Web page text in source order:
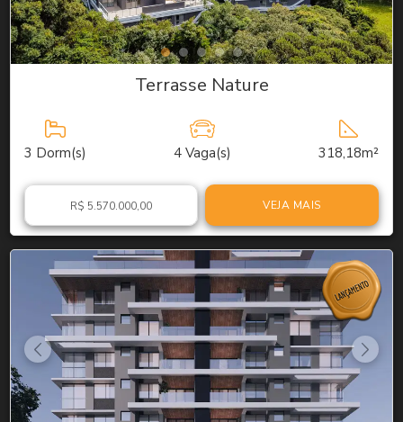
Terrasse Nature
3 Dorm(s) 4 Vaga(s) 318,18m²
R$ 5.570.000,00 VEJA MAIS